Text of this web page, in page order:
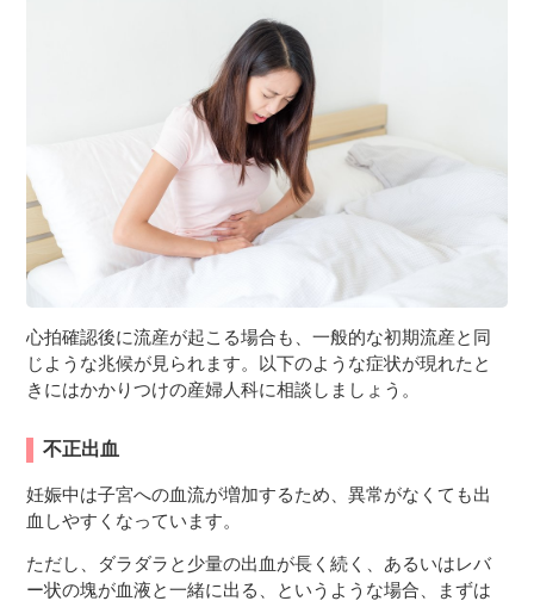
心拍確認後に流産が起こる場合も、一般的な初期流産と同
じような兆候が見られます。以下のような症状が現れたと
きにはかかりつけの産婦人科に相談しましょう。
不正出血
妊娠中は子宮への血流が増加するため、異常がなくても出
血しやすくなっています。
ただし、ダラダラと少量の出血が長く続く、あるいはレバ
ー状の塊が血液と一緒に出る、というような場合、まずは